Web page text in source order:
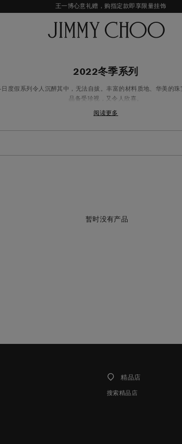
王一博心意礼赠，购指定款即享限量挂饰
新品上市，尊享至高24期免息
2022冬季系列
度假系列令人沉醉其中，无法自拔。丰富的材料质地、华美的
品备受珍视，又令人欣喜。
阅读更多
暂时没有产品
精品店
搜索精品店